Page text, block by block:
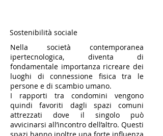
Sostenibilità sociale
Nella società contemporanea
ipertecnologica, diventa di
fondamentale importanza ricreare dei
luoghi di connessione fisica tra le
persone e di scambio umano.
I rapporti tra condomini vengono
quindi favoriti dagli spazi comuni
attrezzati dove il singolo può
avvicinarsi all’incontro dell’altro. Questi